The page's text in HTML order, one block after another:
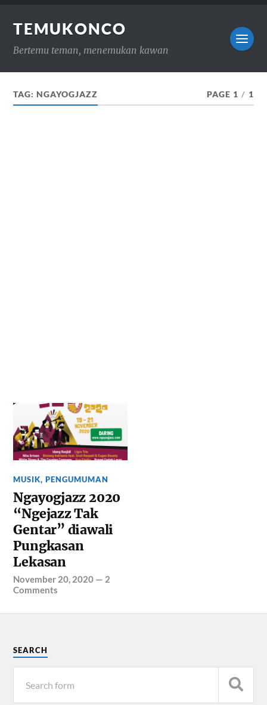
TEMUKONCO
Bertemu teman, menemukan kawan
TAG:NGAYOGJAZZ PAGE 1 / 1
MUSIK,PENGUMUMAN
Ngayogjazz 2020
“Ngejazz Tak
Gentar” diawali
Pungkasan
Lekasan
November 20, 2020 — 2
Comments
SEARCH